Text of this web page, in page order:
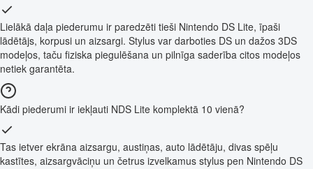
Lielākā daļa piederumu ir paredzēti tieši Nintendo DS Lite, īpaši
lādētājs, korpusi un aizsargi. Stylus var darboties DS un dažos 3DS
modeļos, taču fiziska piegulēšana un pilnīga saderība citos modeļos
netiek garantēta.
Kādi piederumi ir iekļauti NDS Lite komplektā 10 vienā?
Tas ietver ekrāna aizsargu, austiņas, auto lādētāju, divas spēļu
kastītes, aizsargvāciņu un četrus izvelkamus stylus pen Nintendo DS